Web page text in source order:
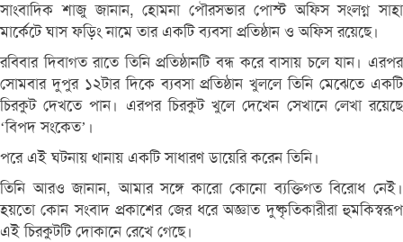
সাংবাদিক শাজু জানান, হোমনা পৌরসভার পোস্ট অফিস সংলগ্ন সাহা
মার্কেটে ঘাস ফড়িং নামে তার একটি ব্যবসা প্রতিষ্ঠান ও অফিস রয়েছে।
রবিবার দিবাগত রাতে তিনি প্রতিষ্ঠানটি বন্ধ করে বাসায় চলে যান। এরপর
সোমবার দুপুর ১২টার দিকে ব্যবসা প্রতিষ্ঠান খুললে তিনি মেঝেতে একটি
চিরকুট দেখতে পান। এরপর চিরকুট খুলে দেখেন সেখানে লেখা রয়েছে
‘বিপদ সংকেত’।
পরে এই ঘটনায় থানায় একটি সাধারণ ডায়েরি করেন তিনি।
তিনি আরও জানান, আমার সঙ্গে কারো কোনো ব্যক্তিগত বিরোধ নেই।
হয়তো কোন সংবাদ প্রকাশের জের ধরে অজ্ঞাত দুষ্কৃতিকারীরা হুমকিস্বরূপ
এই চিরকুটটি দোকানে রেখে গেছে।